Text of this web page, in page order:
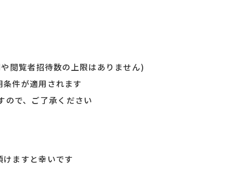
閲覧者招待数の上限はありません)
件が適用されます
で、ご了承ください
ますと幸いです